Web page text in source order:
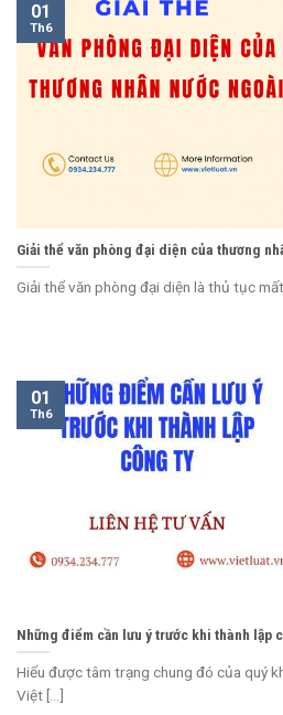
Giải thể văn phòng đại diện của thương
Giải thể văn phòng đại diện là thủ tục
01
Th6
Những điểm cần lưu ý trước khi thành lập
Hiểu được tâm trạng chung đó của quý
Việt [...]
01
Th6